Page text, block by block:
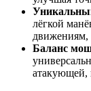
лёгкой
движениям,
Баланс
атакующей,